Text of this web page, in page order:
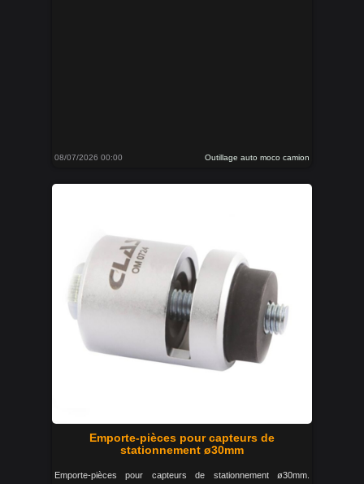
08/07/2026 00:00 Outillage auto moco camion
Emporte-pièces pour capteurs de
stationnement ø30mm
Emporte-pièces pour capteurs de stationnement ø30mm.